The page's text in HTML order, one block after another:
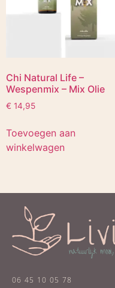
Chi Natural Life –
Wespenmix – Mix Olie
€ 14,95
Toevoegen aan
winkelwagen
06 45 10 05 78